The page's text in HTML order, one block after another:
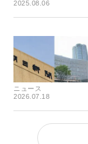
2025.08.06
ニュース
2026.07.18